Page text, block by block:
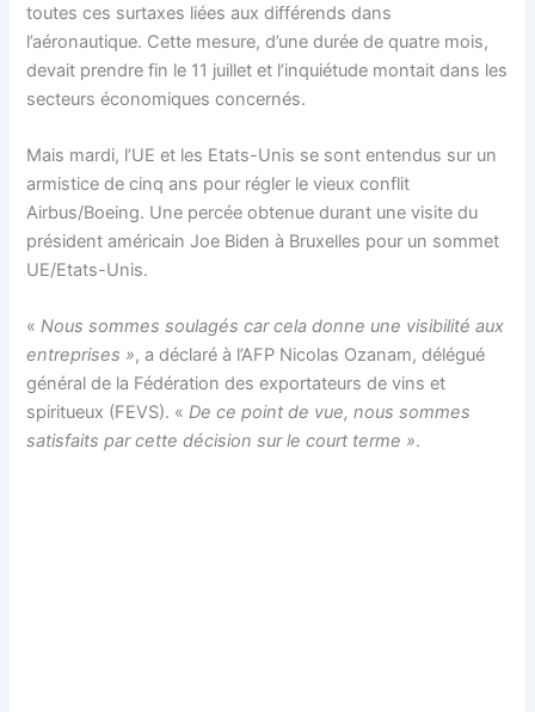
toutes ces surtaxes liées aux différends dans
l’aéronautique. Cette mesure, d’une durée de quatre mois,
devait prendre fin le 11 juillet et l’inquiétude montait dans les
secteurs économiques concernés.
Mais mardi, l’UE et les Etats-Unis se sont entendus sur un
armistice de cinq ans pour régler le vieux conflit
Airbus/Boeing. Une percée obtenue durant une visite du
président américain Joe Biden à Bruxelles pour un sommet
UE/Etats-Unis.
«Nous sommes soulagés car cela donne une visibilité aux
entreprises », a déclaré à l’AFP Nicolas Ozanam, délégué
général de la Fédération des exportateurs de vins et
spiritueux (FEVS). «De ce point de vue, nous sommes
satisfaits par cette décision sur le court terme ».